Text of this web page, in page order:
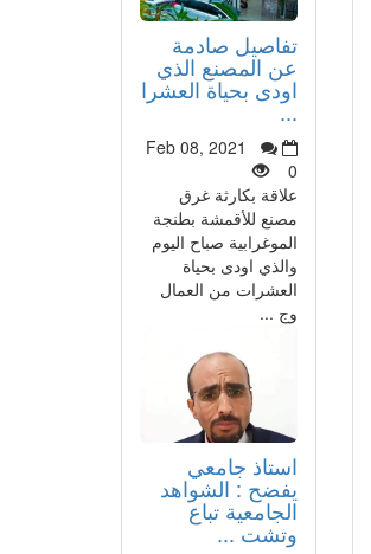
تفاصيل صادمة
عن المصنع الذي
اودى بحياة العشرا
...
Feb 08, 2021
0
علاقة بكارثة غرق
مصنع للأقمشة بطنجة
الموغرابية صباح اليوم
والذي اودى بحياة
العشرات من العمال
وج ...
استاذ جامعي
يفضح : الشواهد
الجامعية تباع
وتشت ...